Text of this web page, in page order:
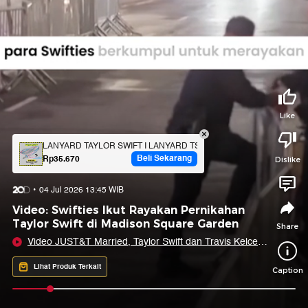
Like
Dislike
Share
Caption
LANYARD TAYLOR SWIFT I LANYARD TS 1989 I LANYARD
Rp35.670 Beli Sekarang
04 Jul 2026 13:45 WIB
Video: Swifties Ikut Rayakan Pernikahan
Taylor Swift di Madison Square Garden
Video JUST&T Married, Taylor Swift dan Travis Kelce
Resmi Menikah!
Lihat Produk Terkait
Facebook Whatsapp
Copy Link Copy Embed
Copy Embed &
Caption
Suka video ini?
Login untuk menyampaikan pendapat.
Masuk
Tidak suka video ini?
Login untuk menyampaikan pendapat.
Masuk